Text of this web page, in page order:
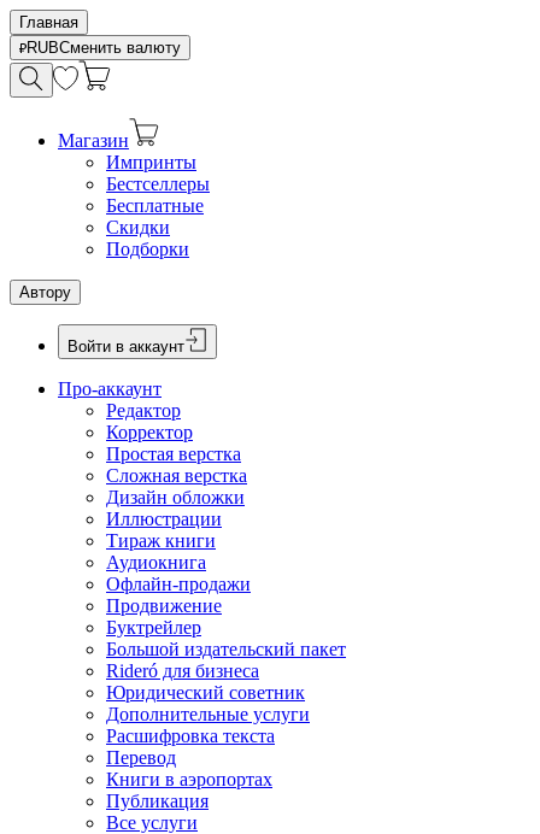
Главная
RUBСменить валюту
Магазин
Импринты
Бестселлеры
Бесплатные
Скидки
Подборки
Автору
Войти в аккаунт
Про-аккаунт
Редактор
Корректор
Простая верстка
Сложная верстка
Дизайн обложки
Иллюстрации
Тираж книги
Аудиокнига
Офлайн-продажи
Продвижение
Буктрейлер
Большой издательский пакет
Rideró для бизнеса
Юридический советник
Дополнительные услуги
Расшифровка текста
Перевод
Книги в аэропортах
Публикация
Все услуги